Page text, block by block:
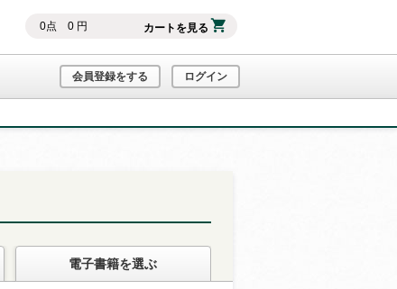
0点 0円 カートを見る
会員登録をする ログイン
電子書籍を選ぶ